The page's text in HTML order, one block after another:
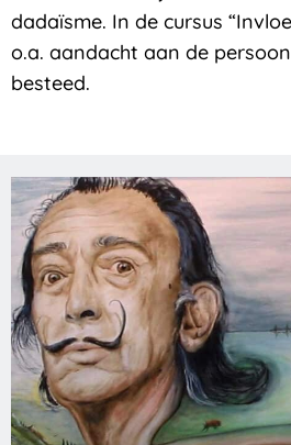
dadaïsme. In de cursus
o.a. aandacht aan de
besteed.